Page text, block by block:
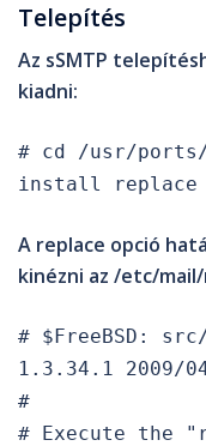
Telepítés
Az sSMTP
kiadni:
# cd /usr/ports/
install replace
A replace opció
kinézni az /etc/
# $FreeBSD:
1.3.34.1 2009/
#
# Execute the